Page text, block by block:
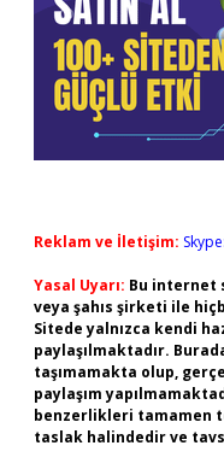
Reklam ve İletişim:
Yasal Uyarı: Bu internet
veya şahıs şirketi ile
Sitede yalnızca kendi
paylaşılmaktadır.
taşımamakta olup,
paylaşım
benzerlikleri tamamen
taslak halindedir ve